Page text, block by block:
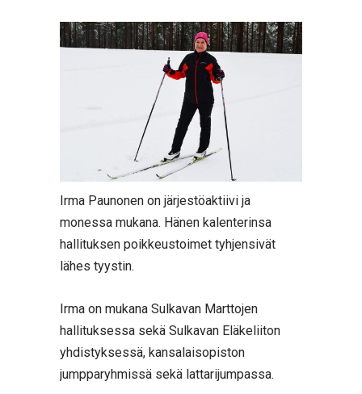
Irma Paunonen on järjestöaktiivi ja
monessa mukana. Hänen kalenterinsa
hallituksen poikkeustoimet tyhjensivät
lähes tyystin.
Irma on mukana Sulkavan Marttojen
hallituksessa sekä Sulkavan Eläkeliiton
yhdistyksessä, kansalaisopiston
jumpparyhmissä sekä lattarijumpassa.